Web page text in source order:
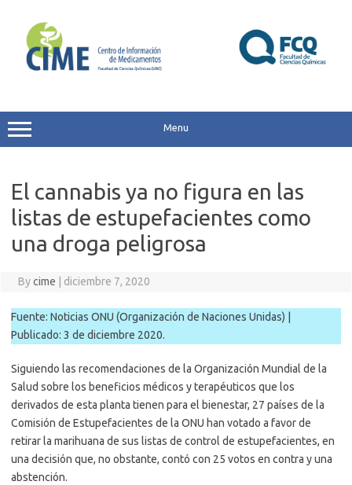
content
Menu
El cannabis ya no figura en las
listas de estupefacientes como
una droga peligrosa
Bycime diciembre 7, 2020
Fuente: Noticias ONU (Organización de Naciones Unidas) |
Publicado: 3 de diciembre 2020.
Siguiendo las recomendaciones de la Organización Mundial de la
Salud sobre los beneficios médicos y terapéuticos que los
derivados de esta planta tienen para el bienestar, 27 países de la
Comisión de Estupefacientes de la ONU han votado a favor de
retirar la marihuana de sus listas de control de estupefacientes, en
una decisión que, no obstante, contó con 25 votos en contra y una
abstención.